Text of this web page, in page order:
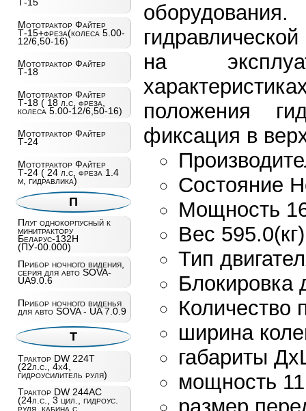
Мототрактор Файтер
Т-15+фреза(колеса 5.00-
12/6,50-16)
Мототрактор Файтер
Т-18
Мототрактор Файтер
Т-18 ( 18 л.с, фреза,
колеса 5.00-12/6,50-16)
Мототрактор Файтер
Т-24
Мототрактор Файтер
Т-24 ( 24 л.с, фреза 1.4
м, гидравлика)
П
Плуг однокорпусный к
минитрактору
Беларус-132Н
(ПУ-00.000)
Прибор ночного видения,
серия для авто SOVA-
UA9.0.6
Прибор ночного виденья
для авто SOVA - UA 7.0.9
Т
Трактор DW 224T
(22л.с., 4х4,
гидроусилитель руля)
Трактор DW 244AC
(24л.с., 3 цил., гидроус.
руля, кабина с
на
положения
фиксация в
Состояние
Мощность
Вес 595.0(кг)
Тип
Количество
ширина
габариты
мощность